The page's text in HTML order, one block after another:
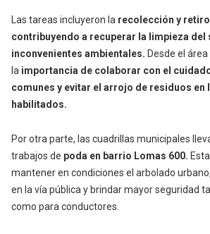
Las tareas incluyeron la recolección y
contribuyendo a recuperar la limpieza del
inconvenientes ambientales. Desde el
la importancia de colaborar con el
comunes y evitar el arrojo de residuos en
habilitados.
Por otra parte, las cuadrillas municipales
trabajos de poda en barrio Lomas 600.
mantener en condiciones el arbolado
en la vía pública y brindar mayor seguridad
como para conductores.